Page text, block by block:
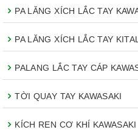
PA LĂNG XÍCH LẮC TAY
PA LĂNG XÍCH LẮC TAY KITAL
PALANG LẮC TAY CÁP
TỜI QUAY TAY KAWASAKI
KÍCH REN CƠ KHÍ KAWASAKI